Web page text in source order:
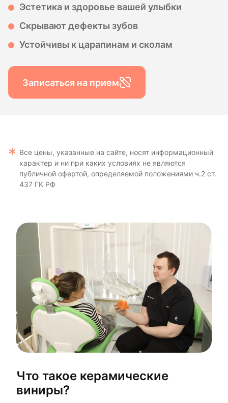
Эстетика и здоровье вашей улыбки
Скрывают дефекты зубов
Устойчивы к царапинам и сколам
Записаться на прием
Все цены, указанные на сайте, носят информационный
характер и ни при каких условиях не являются
публичной офертой, определяемой положениями ч.2 ст.
437 ГК РФ
Что такое керамические
виниры?